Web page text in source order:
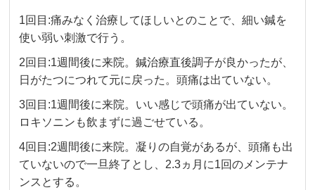
1回目:痛みなく治療してほしいとのことで、細い鍼を
使い弱い刺激で行う。
2回目:1週間後に来院。鍼治療直後調子が良かったが、
日がたつにつれて元に戻った。頭痛は出ていない。
3回目:1週間後に来院。いい感じで頭痛が出ていない。
ロキソニンも飲まずに過ごせている。
4回目:2週間後に来院。凝りの自覚があるが、頭痛も出
ていないので一旦終了とし、2.3ヵ月に1回のメンテナ
ンスとする。